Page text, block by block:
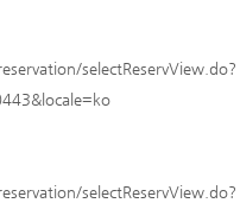
selectReservView.do?
selectReservView.do?